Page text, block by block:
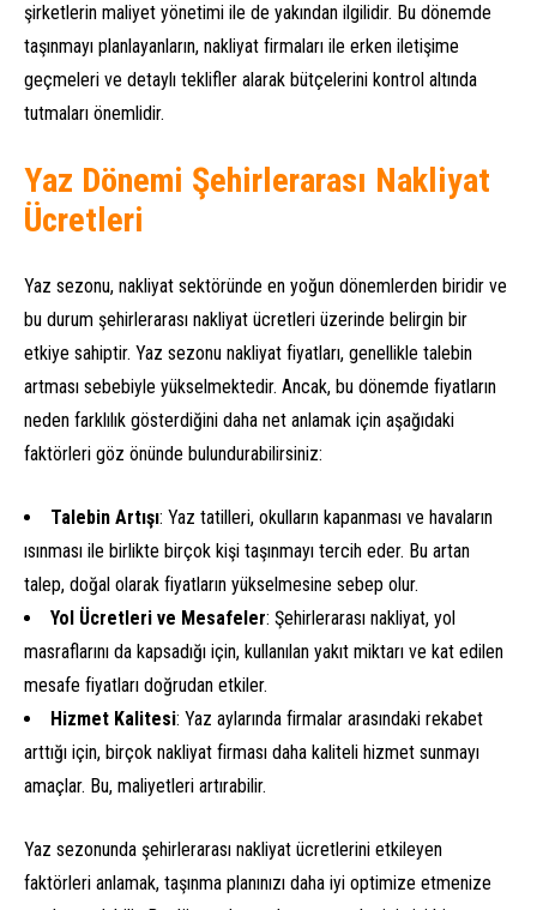
şirketlerin maliyet yönetimi ile de yakından ilgilidir. Bu dönemde
taşınmayı planlayanların, nakliyat firmaları ile erken iletişime
geçmeleri ve detaylı teklifler alarak bütçelerini kontrol altında
tutmaları önemlidir.
Yaz Dönemi Şehirlerarası Nakliyat
Ücretleri
Yaz sezonu, nakliyat sektöründe en yoğun dönemlerden biridir ve
bu durum şehirlerarası nakliyat ücretleri üzerinde belirgin bir
etkiye sahiptir. Yaz sezonu nakliyat fiyatları, genellikle talebin
artması sebebiyle yükselmektedir. Ancak, bu dönemde fiyatların
neden farklılık gösterdiğini daha net anlamak için aşağıdaki
faktörleri göz önünde bulundurabilirsiniz:
Talebin Artışı: Yaz tatilleri, okulların kapanması ve havaların
ısınması ile birlikte birçok kişi taşınmayı tercih eder. Bu artan
talep, doğal olarak fiyatların yükselmesine sebep olur.
Yol Ücretleri ve Mesafeler: Şehirlerarası nakliyat, yol
masraflarını da kapsadığı için, kullanılan yakıt miktarı ve kat edilen
mesafe fiyatları doğrudan etkiler.
Hizmet Kalitesi: Yaz aylarında firmalar arasındaki rekabet
arttığı için, birçok nakliyat firması daha kaliteli hizmet sunmayı
amaçlar. Bu, maliyetleri artırabilir.
Yaz sezonunda şehirlerarası nakliyat ücretlerini etkileyen
faktörleri anlamak, taşınma planınızı daha iyi optimize etmenize